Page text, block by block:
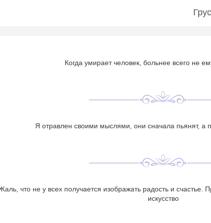
Когда умирает человек, больнее всего не
Я отравлен своими мыслями, они сначала пьянят, а
что не у всех получается изображать радость и счастье.
искусство